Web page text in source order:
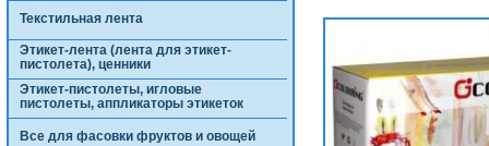
Текстильная лента
Этикет-лента (лента для этикет-
пистолета), ценники
Этикет-пистолеты, игловые
пистолеты, аппликаторы этикеток
Все для фасовки фруктов и овощей